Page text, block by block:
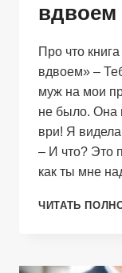
вдвоем
Про что
вдвоем» –
муж на мои
не было. Она
ври! Я
– И что? Это
как ты мне
ЧИТАТЬ